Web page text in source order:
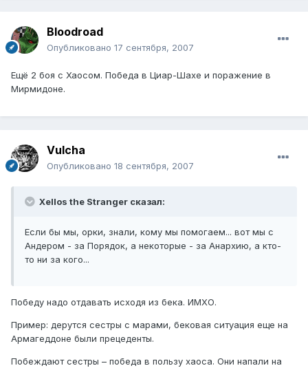
Bloodroad
Опубликовано 17 сентября, 2007
Ещё 2 боя с Хаосом. Победа в Циар-Шахе и поражение в
Мирмидоне.
Vulcha
Опубликовано 18 сентября, 2007
Xellos the Stranger сказал:
Если бы мы, орки, знали, кому мы помогаем... вот мы с
Андером - за Порядок, а некоторые - за Анархию, а кто-
то ни за кого...
Победу надо отдавать исходя из бека. ИМХО.
Пример: дерутся сестры с марами, бековая ситуация еще на
Армагеддоне были прецеденты.
Побеждают сестры – победа в пользу хаоса. Они напали на